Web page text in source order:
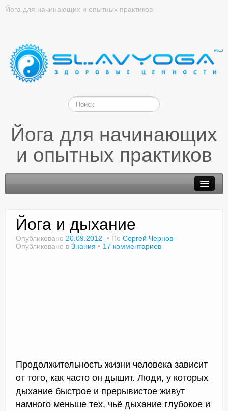
Йога для начинающих и опытных практиков
Йога для начинающих
и опытных практиков
Контакты
Йога и дыхание
Опубликовано 20.09.2012 По Сергей Чернов
Опубликовано в Знания 17 комментариев
Продолжительность жизни человека зависит
от того, как часто он дышит. Люди, у которых
дыхание быстрое и прерывистое живут
намного меньше тех, чьё дыхание глубокое и